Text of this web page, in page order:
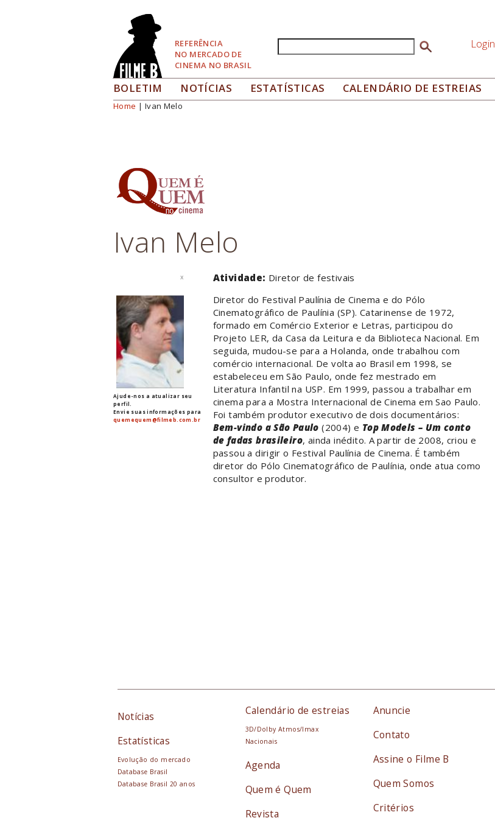
REFERÊNCIA
NO MERCADO DE
CINEMA NO BRASIL
Formulário de busca Login
BOLETIM NOTÍCIAS ESTATÍSTICAS CALENDÁRIO DE ESTREIAS
Você está aqui
Home | Ivan Melo
Ivan Melo
x
Ajude-nos a atualizar seu
perfil.
Envie suas informações para
quemequem@filmeb.com.br
Atividade: Diretor de festivais
Diretor do Festival Paulínia de Cinema e do Pólo
Cinematográfico de Paulínia (SP). Catarinense de 1972,
formado em Comércio Exterior e Letras, participou do
Projeto LER, da Casa da Leitura e da Biblioteca Nacional. Em
seguida, mudou-se para a Holanda, onde trabalhou com
comércio internacional. De volta ao Brasil em 1998, se
estabeleceu em São Paulo, onde fez mestrado em
Literatura Infantil na USP. Em 1999, passou a trabalhar em
cinema para a Mostra Internacional de Cinema em Sao Paulo.
Foi também produtor executivo de dois documentários:
Bem-vindo a São Paulo (2004) e Top Models – Um conto
de fadas brasileiro, ainda inédito. A partir de 2008, criou e
passou a dirigir o Festival Paulínia de Cinema. É também
diretor do Pólo Cinematográfico de Paulínia, onde atua como
consultor e produtor.
Notícias
Estatísticas
Evolução do mercado
Database Brasil
Database Brasil 20 anos
Calendário de estreias
3D/Dolby Atmos/Imax
Nacionais
Agenda
Quem é Quem
Revista
Anuncie
Contato
Assine o Filme B
Quem Somos
Critérios